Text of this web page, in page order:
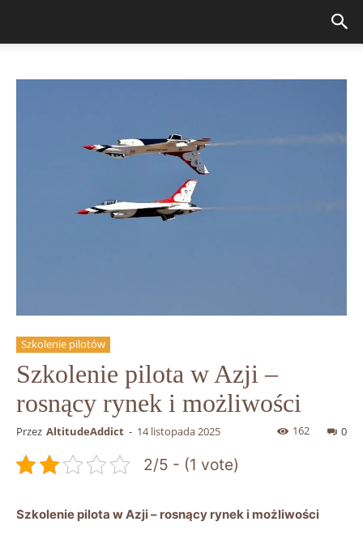
Szkolenie pilotów
Szkolenie pilota w Azji –
rosnący rynek i możliwości
Przez AltitudeAddict - 14 listopada 2025 0
162
2/5 - (1 vote)
Szkolenie pilota w ​Azji – rosnący rynek i ⁣możliwości